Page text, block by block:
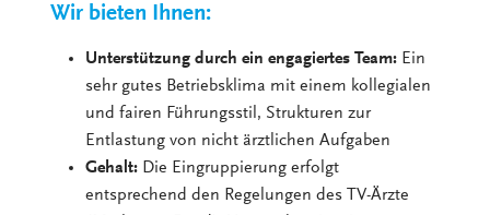
Wir bieten Ihnen:
Unterstützung durch ein engagiertes Team: Ein
sehr gutes Betriebsklima mit einem kollegialen
und fairen Führungsstil, Strukturen zur
Entlastung von nicht ärztlichen Aufgaben
Gehalt: Die Eingruppierung erfolgt
entsprechend den Regelungen des TV-Ärzte